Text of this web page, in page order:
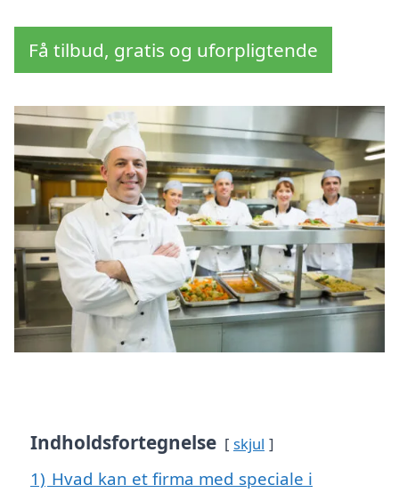
Få tilbud, gratis og uforpligtende
Indholdsfortegnelse skjul
1) Hvad kan et firma med speciale i